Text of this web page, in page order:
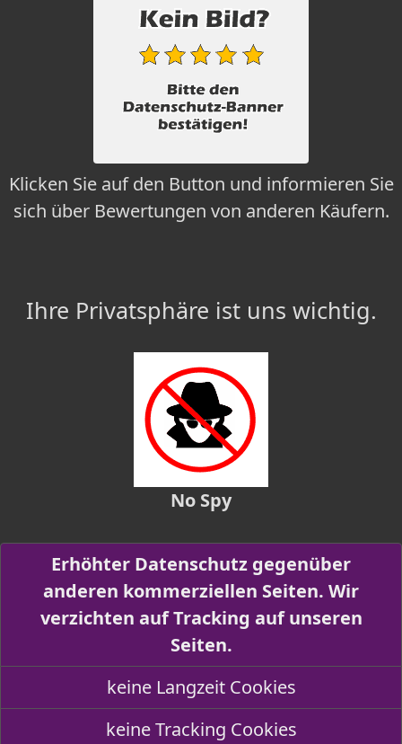
Klicken Sie auf den Button und informieren Sie
sich über Bewertungen von anderen Käufern.
Ihre Privatsphäre ist uns wichtig.
No Spy
Erhöhter Datenschutz gegenüber
anderen kommerziellen Seiten. Wir
verzichten auf Tracking auf unseren
Seiten.
keine Langzeit Cookies
keine Tracking Cookies